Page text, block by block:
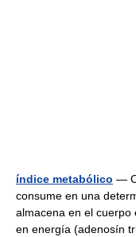
índice metabólico —
consume en una
almacena en el cuerpo
en energía (adenosín